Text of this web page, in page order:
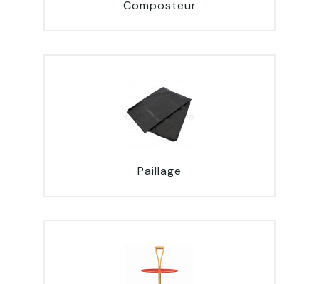
Composteur
Paillage